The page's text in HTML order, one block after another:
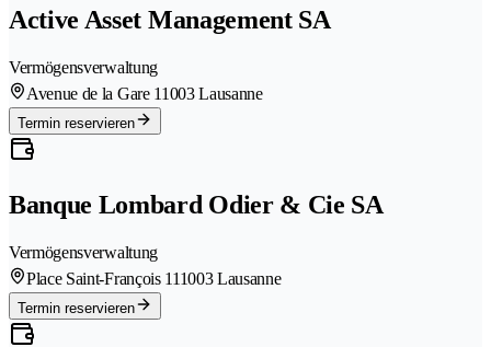
Active Asset Management SA
Vermögensverwaltung
Avenue de la Gare 11003 Lausanne
Termin reservieren
Banque Lombard Odier & Cie SA
Vermögensverwaltung
Place Saint-François 111003 Lausanne
Termin reservieren